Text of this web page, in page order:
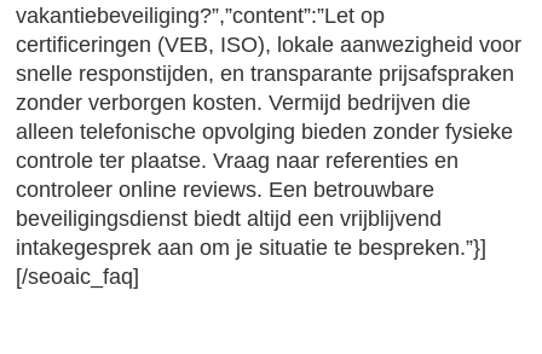
vakantiebeveiliging?”,”content”:”Let op
certificeringen (VEB, ISO), lokale aanwezigheid voor
snelle responstijden, en transparante prijsafspraken
zonder verborgen kosten. Vermijd bedrijven die
alleen telefonische opvolging bieden zonder fysieke
controle ter plaatse. Vraag naar referenties en
controleer online reviews. Een betrouwbare
beveiligingsdienst biedt altijd een vrijblijvend
intakegesprek aan om je situatie te bespreken.”}]
[/seoaic_faq]